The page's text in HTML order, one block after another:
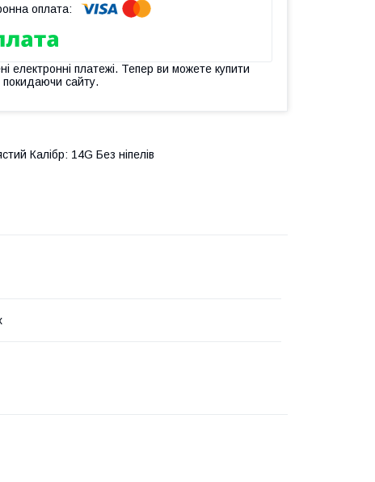
електронні платежі. Тепер ви можете купити
сайту.
Калібр: 14G Без ніпелів